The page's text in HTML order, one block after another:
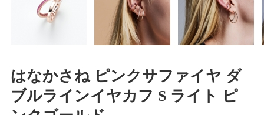
はなかさね ピンクサファイヤ ダ
ブルラインイヤカフ S ライト ピ